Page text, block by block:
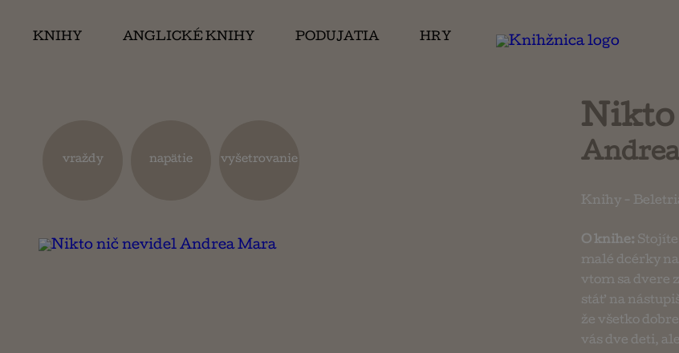
KNIHY ANGLICKÉ KNIHY PODUJATIA HRY
vraždy napätie vyšetrovanie
Nikto
Knihy -
O knihe:
malé dcérky
vtom sa dvere
stáť na
že všetko
vás dve deti,